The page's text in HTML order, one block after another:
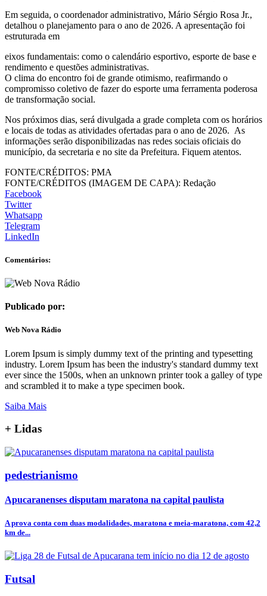
Em seguida, o coordenador administrativo, Mário Sérgio Rosa Jr.,
detalhou o planejamento para o ano de 2026. A apresentação foi
estruturada em
eixos fundamentais: como o calendário esportivo, esporte de base e
rendimento e questões administrativas.
O clima do encontro foi de grande otimismo, reafirmando o
compromisso coletivo de fazer do esporte uma ferramenta poderosa
de transformação social.
Nos próximos dias, será divulgada a grade completa com os horários
e locais de todas as atividades ofertadas para o ano de 2026. As
informações serão disponibilizadas nas redes sociais oficiais do
município, da secretaria e no site da Prefeitura. Fiquem atentos.
FONTE/CRÉDITOS: PMA
FONTE/CRÉDITOS (IMAGEM DE CAPA): Redação
Facebook
Twitter
Whatsapp
Telegram
LinkedIn
Comentários:
Publicado por:
Web Nova Rádio
Lorem Ipsum is simply dummy text of the printing and typesetting
industry. Lorem Ipsum has been the industry's standard dummy text
ever since the 1500s, when an unknown printer took a galley of type
and scrambled it to make a type specimen book.
Saiba Mais
+ Lidas
pedestrianismo
Apucaranenses disputam maratona na capital paulista
A prova conta com duas modalidades, maratona e meia-maratona, com 42,2
km de...
Futsal